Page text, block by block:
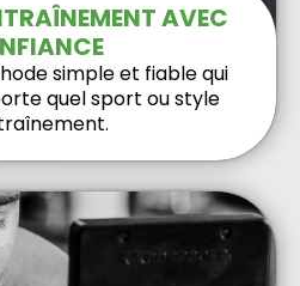
AVEC
simple et fiable qui
quel sport ou style